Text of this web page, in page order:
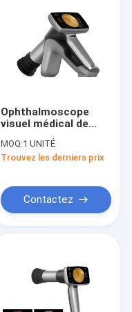
Ophthalmoscope
visuel médical de
foyer automatique
avec le champ de
vision 45°
MOQ:1 UNITÉ
Trouvez les derniers prix
Contactez